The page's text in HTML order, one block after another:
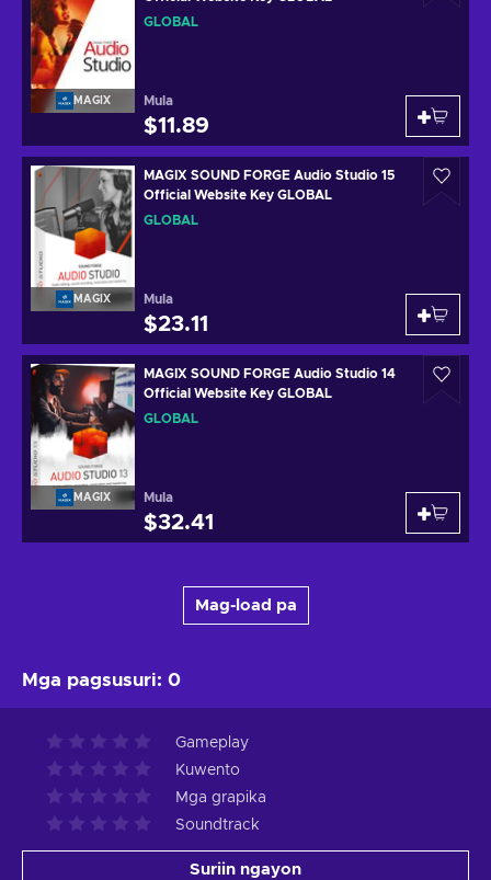
MAGIX
GLOBAL
Mula
$11.89
MAGIX
MAGIX SOUND FORGE Audio Studio 15
Official Website Key GLOBAL
GLOBAL
Mula
$23.11
MAGIX
MAGIX SOUND FORGE Audio Studio 14
Official Website Key GLOBAL
GLOBAL
Mula
$32.41
Mag-load pa
Mga pagsusuri: 0
Gameplay
Kuwento
Mga grapika
Soundtrack
Suriin ngayon